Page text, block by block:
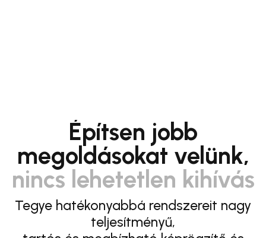
Építsen jobb
megoldásokat velünk,
nincs lehetetlen kihívás
Tegye hatékonyabbá rendszereit nagy
teljesítményű,